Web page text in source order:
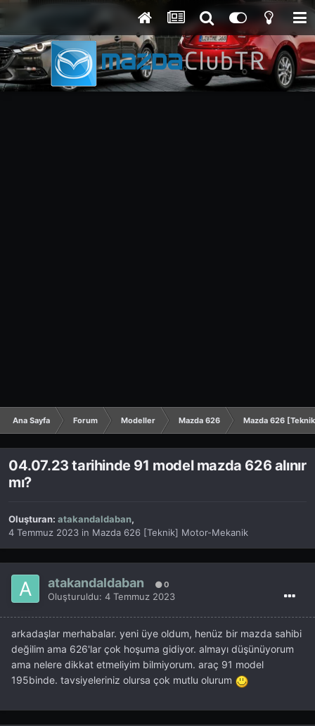
Ana Sayfa Forum Modeller Mazda 626 Mazda 626
04.07.23 tarihinde 91 model mazda 626 alınır
mı?
Oluşturan: atakandaldaban,
4 Temmuz 2023 in Mazda 626 [Teknik] Motor-Mekanik
atakandaldaban 0
Oluşturuldu: 4 Temmuz 2023
arkadaşlar merhabalar. yeni üye oldum, henüz bir mazda sahibi
değilim ama 626'lar çok hoşuma gidiyor. almayı düşünüyorum
ama nelere dikkat etmeliyim bilmiyorum. araç 91 model
195binde. tavsiyeleriniz olursa çok mutlu olurum